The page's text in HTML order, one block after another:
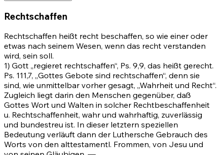
Rechtschaffen
Rechtschaffen heißt recht beschaffen, so wie einer oder
etwas nach seinem Wesen, wenn das recht verstanden
wird, sein soll.
1) Gott „regieret rechtschaffen“, Ps. 9,9, das heißt gerecht.
Ps. 111,7, „Gottes Gebote sind rechtschaffen“, denn sie
sind, wie unmittelbar vorher gesagt, „Wahrheit und Recht“.
Zugleich liegt darin den Menschen gegenüber, daß
Gottes Wort und Walten in solcher Rechtbeschaffenheit
u. Rechtschaffenheit, wahr und wahrhaftig, zuverlässig
und bundestreu ist. In dieser letztern speziellen
Bedeutung verläuft dann der Luthersche Gebrauch des
Worts von den alttestamentl. Frommen, von Jesu und